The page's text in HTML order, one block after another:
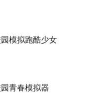
模拟跑酷少女
青春模拟器